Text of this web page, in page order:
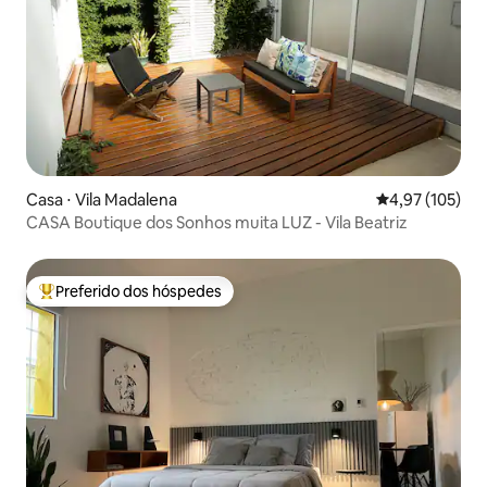
Casa ⋅ Vila Madalena 4,97 de uma
4,97 (105)
CASA Boutique dos Sonhos muita LUZ - Vila Beatriz
Entre os melhores preferidos dos hóspedes
Preferido dos hóspedes